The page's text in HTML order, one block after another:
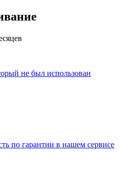
не был использован
по гарантии в нашем сервисе